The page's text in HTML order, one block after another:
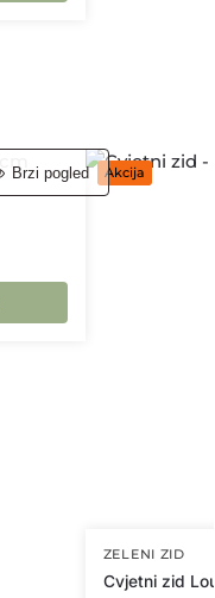
Brzi pogled Akcija
ZELENI ZID
Cvjetni zid